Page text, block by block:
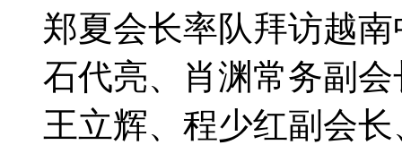
郑夏会长率队拜访越
石代亮、肖渊常务副
王立辉、程少红副会